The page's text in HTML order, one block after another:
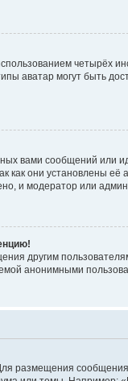
четырёх
аватар могут быть
вами сообщений
как они установлены
и модератор или
другим
анонимными
размещения